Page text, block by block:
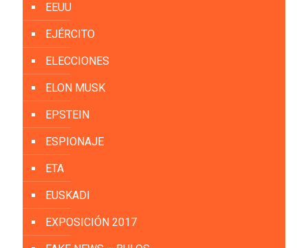
EEUU
EJÉRCITO
ELECCIONES
ELON MUSK
EPSTEIN
ESPIONAJE
ETA
EUSKADI
EXPOSICIÓN 2017